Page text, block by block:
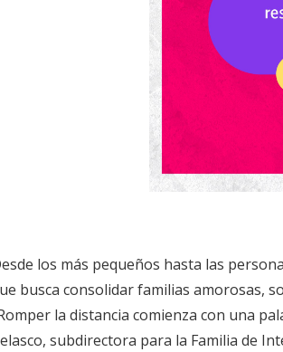
los más pequeños hasta las
busca consolidar familias amorosas,
la distancia comienza con una
subdirectora para la Familia de